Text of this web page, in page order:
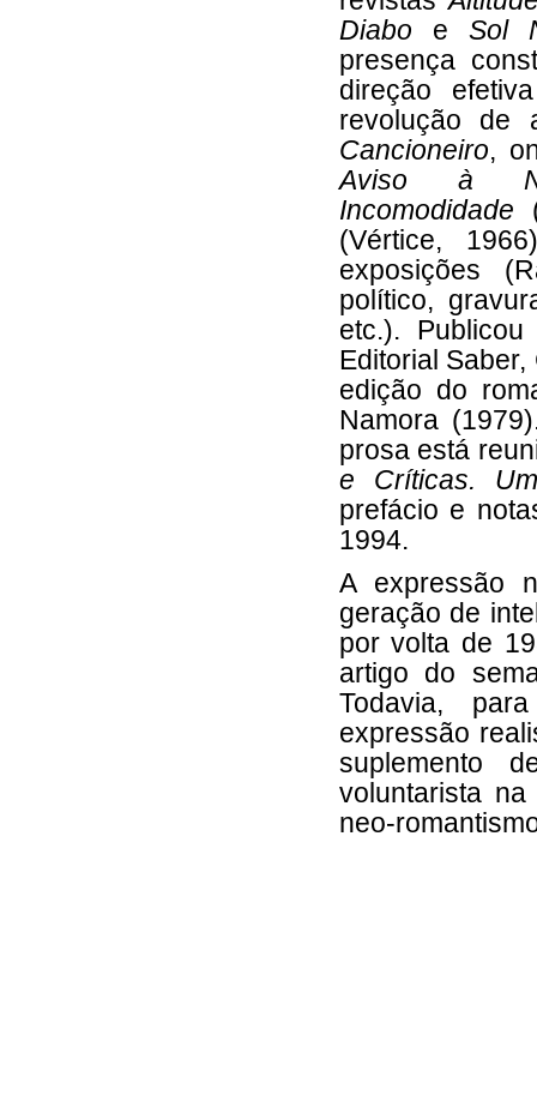
Diabo e Sol
presença
direção
revolução de
Cancioneiro,
Aviso à
Incomodidade
(Vértice,
exposições
político,
etc.).
Editorial
edição do
Namora
prosa está
e Críticas.
prefácio e
1994.
A expressão
geração de
por volta de
artigo do
Todavia,
expressão
suplemento
voluntarista
neo-